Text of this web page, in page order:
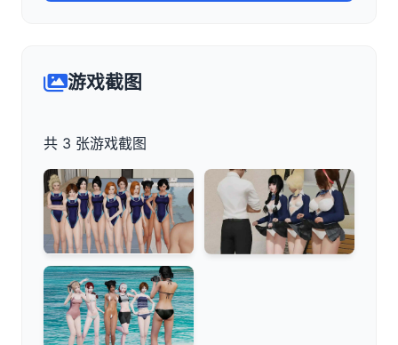
游戏截图
共 3 张游戏截图